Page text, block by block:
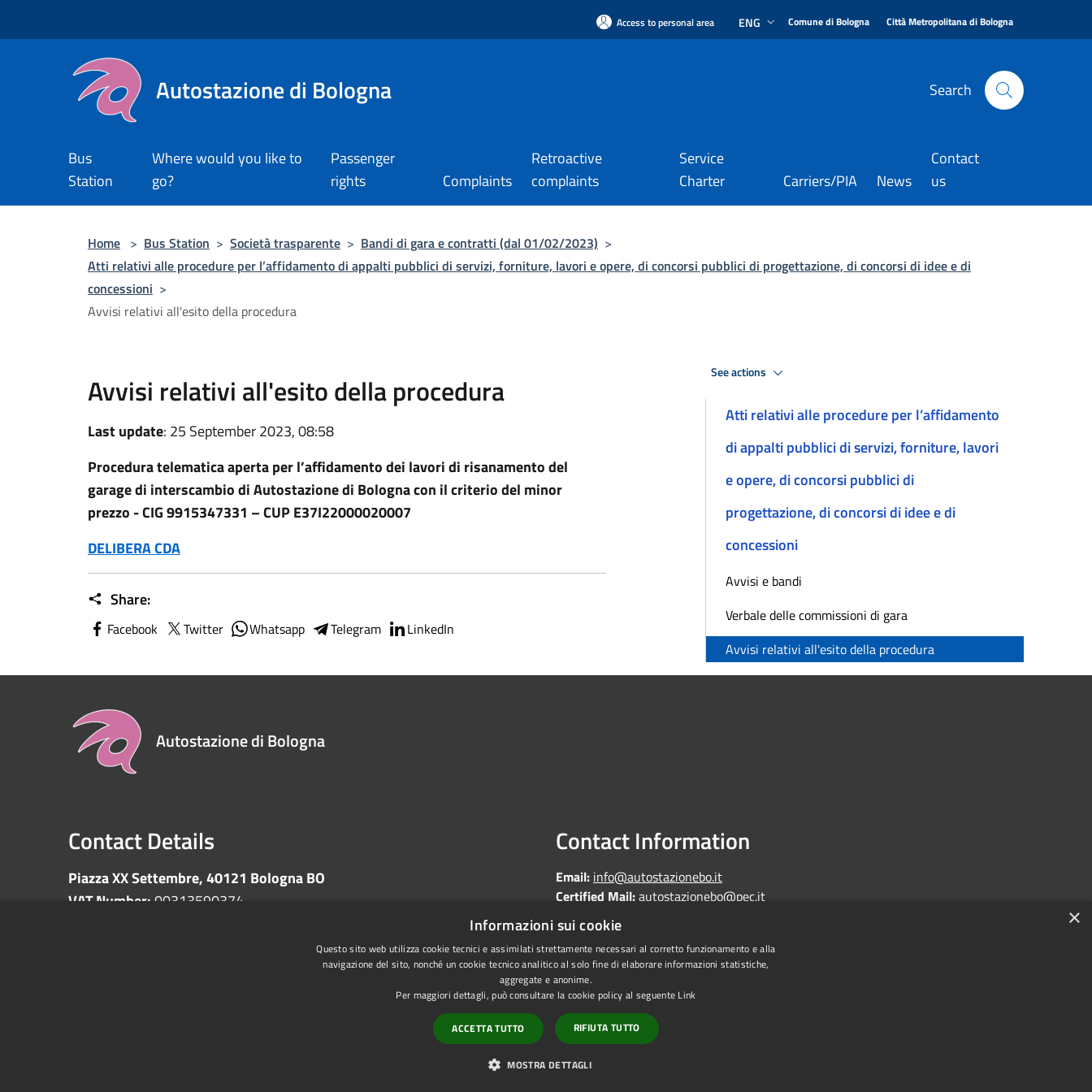
Access to personal area ENG Comune di Bologna Città Metropolitana di Bologna
Autostazione di Bologna Search
Bus
Station
Where would you like to
go?
Passenger
rights
Complaints
Retroactive
complaints
Service
Charter
Carriers/PIA News
Contact
us
Home > Bus Station > Società trasparente > Bandi di gara e contratti (dal 01/02/2023) >
Atti relativi alle procedure per l’affidamento di appalti pubblici di servizi, forniture, lavori e opere, di concorsi pubblici di progettazione, di concorsi di idee e di
concessioni >
Avvisi relativi all'esito della procedura
Avvisi relativi all'esito della procedura
Last update: 25 September 2023, 08:58
Procedura telematica aperta per l’affidamento dei lavori di risanamento del
garage di interscambio di Autostazione di Bologna con il criterio del minor
prezzo - CIG 9915347331 – CUP E37I22000020007
DELIBERA CDA
Share:
Facebook Twitter Whatsapp Telegram LinkedIn
See actions
Atti relativi alle procedure per l’affidamento
di appalti pubblici di servizi, forniture, lavori
e opere, di concorsi pubblici di
progettazione, di concorsi di idee e di
concessioni
Avvisi e bandi
Verbale delle commissioni di gara
Avvisi relativi all'esito della procedura
Autostazione di Bologna
Contact Details
Piazza XX Settembre, 40121 Bologna BO
VAT Number:00313590374
Contact Information
Email: info@autostazionebo.it
Certified Mail:autostazionebo@pec.it
Declaration of accessibility
Copyright © 2026 • Autostazione di Bologna • Powered by
×
Informazioni sui cookie
Questo sito web utilizza cookie tecnici e assimilati strettamente necessari al corretto funzionamento e alla
navigazione del sito, nonché un cookie tecnico analitico al solo fine di elaborare informazioni statistiche,
aggregate e anonime.
Per maggiori dettagli, può consultare la cookie policy al seguente Link
ACCETTA TUTTO RIFIUTA TUTTO
MOSTRA DETTAGLI